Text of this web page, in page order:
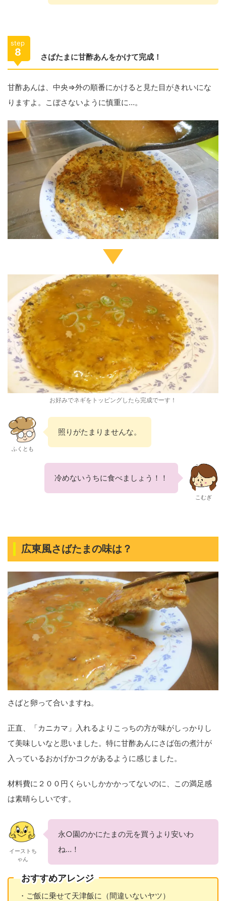
step
8 さばたまに甘酢あんをかけて完成！
甘酢あんは、中央⇒外の順番にかけると見た目がきれいにな
りますよ。こぼさないように慎重に…。
お好みでネギをトッピングしたら完成でーす！
ふくとも
照りがたまりませんな。
冷めないうちに食べましょう！！
こむぎ
広東風さばたまの味は？
さばと卵って合いますね。
正直、「カニカマ」入れるよりこっちの方が味がしっかりし
て美味しいなと思いました。特に甘酢あんにさば缶の煮汁が
入っているおかげかコクがあるように感じました。
材料費に２００円くらいしかかかってないのに、この満足感
は素晴らしいです。
イーストち
ゃん
永○園のかにたまの元を買うより安いわ
ね…！
おすすめアレンジ
・ご飯に乗せて天津飯に（間違いないヤツ）